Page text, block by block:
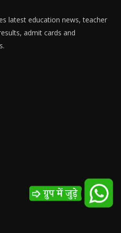
latest education news, teacher
admit cards and